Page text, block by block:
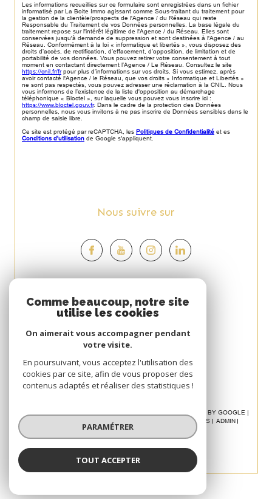
Les informations recueillies sur ce formulaire sont enregistrées dans un fichier
informatisé par La Boite Immo agissant comme Sous-traitant du traitement pour
la gestion de la clientèle/prospects de l'Agence / du Réseau qui reste
Responsable du Traitement de vos Données personnelles. La base légale du
traitement repose sur l'intérêt légitime de l'Agence / du Réseau. Elles sont
conservées jusqu'à demande de suppression et sont destinées à l'Agence / au
Réseau. Conformément à la loi « informatique et libertés », vous disposez des
droits d’accès, de rectification, d’effacement, d’opposition, de limitation et de
portabilité de vos données. Vous pouvez retirer votre consentement à tout
moment en contactant directement l’Agence / Le Réseau. Consultez le site
https://cnil.fr/frpour plus d’informations sur vos droits. Si vous estimez, après
avoir contacté l'Agence / le Réseau, que vos droits « Informatique et Libertés »
ne sont pas respectés, vous pouvez adresser une réclamation à la CNIL. Nous
vous informons de l’existence de la liste d'opposition au démarchage
téléphonique « Bloctel », sur laquelle vous pouvez vous inscrire ici :
https://www.bloctel.gouv.fr. Dans le cadre de la protection des Données
personnelles, nous vous invitons à ne pas inscrire de Données sensibles dans le
champ de saisie libre.
Ce site est protégé par reCAPTCHA, les Politiques de Confidentialité et es
Conditions d'utilisation de Google s'appliquent.
Nous suivre sur
Espace
PROPRIÉTAIRE
Se connecter
Avis
CLIENT
© 2026 | TOUS DROITS RÉSERVÉS | TRADUCTION POWERED BY GOOGLE |
MENTIONS LÉGALES
ADMIN
POLITIQUE RGPD
Comme beaucoup, notre site
utilise les cookies
On aimerait vous accompagner pendant
votre visite.
En poursuivant, vous acceptez l'utilisation des
cookies par ce site, afin de vous proposer des
contenus adaptés et réaliser des statistiques !
PARAMÉTRER
TOUT ACCEPTER